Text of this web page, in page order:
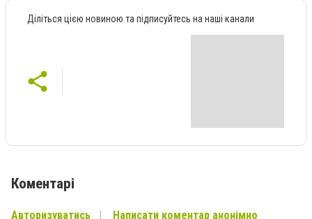
Діліться цією новиною та підписуйтесь на наші канали
Коментарі
Авторизуватись Написати коментар анонімно